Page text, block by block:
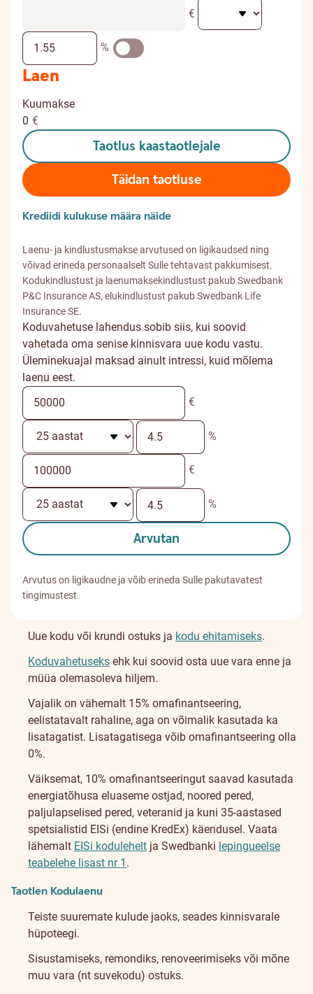
€
%
Laen
Kuumakse
0 €
Taotlus kaastaotlejale
Täidan taotluse
Krediidi kulukuse määra näide
Laenu- ja kindlustusmakse arvutused on ligikaudsed ning
võivad erineda personaalselt Sulle tehtavast pakkumisest.
Kodukindlustust ja laenumaksekindlustust pakub Swedbank
P&C Insurance AS, elukindlustust pakub Swedbank Life
Insurance SE.
Koduvahetuse lahendus sobib siis, kui soovid
vahetada oma senise kinnisvara uue kodu vastu.
Üleminekuajal maksad ainult intressi, kuid mõlema
laenu eest.
€
%
€
%
Arvutan
Arvutus on ligikaudne ja võib erineda Sulle pakutavatest
tingimustest.
Uue kodu või krundi ostuks ja kodu ehitamiseks.
Koduvahetuseks ehk kui soovid osta uue vara enne ja
müüa olemasoleva hiljem.
Vajalik on vähemalt 15% omafinantseering,
eelistatavalt rahaline, aga on võimalik kasutada ka
lisatagatist. Lisatagatisega võib omafinantseering olla
0%.
Väiksemat, 10% omafinantseeringut saavad kasutada
energiatõhusa eluaseme ostjad, noored pered,
paljulapselised pered, veteranid ja kuni 35-aastased
spetsialistid EISi (endine KredEx) käendusel. Vaata
lähemalt EISi kodulehelt ja Swedbanki lepingueelse
teabelehe lisast nr 1 .
Taotlen Kodulaenu
Teiste suuremate kulude jaoks, seades kinnisvarale
hüpoteegi.
Sisustamiseks, remondiks, renoveerimiseks või mõne
muu vara (nt suvekodu) ostuks.